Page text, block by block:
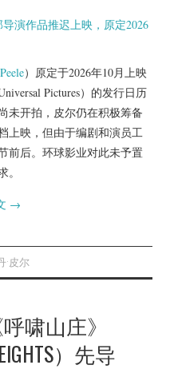
）原定于2026年10月上映
Pictures）的发行日历
未开拍，皮尔仍在积极筹备
上映，但由于编剧和演员工
前后。环球影业对此未予置
→
·皮尔
啸山庄》
）先导